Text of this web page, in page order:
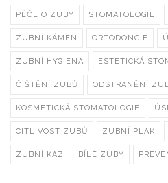
PÉČE O ZUBY STOMATOLOGIE
ZUBNÍ KÁMEN ORTODONCIE
ZUBNÍ HYGIENA ESTETICKÁ
ČIŠTĚNÍ ZUBŮ ODSTRANĚNÍ
KOSMETICKÁ STOMATOLOGIE
CITLIVOST ZUBŮ ZUBNÍ PLAK
ZUBNÍ KAZ BÍLÉ ZUBY